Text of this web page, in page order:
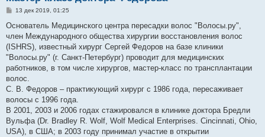
С
о
щ
е
и
е
13 дек 2019, 01:25
Основатель Медицинского центра пересадки волос "Волосы.ру",
член Международного общества хирургии восстановления волос
(ISHRS), известный хирург Сергей Федоров на базе клиники
"Волосы.ру" (г. Санкт-Петербург) проводит для медицинских
работников, в том числе хирургов, мастер-класс по трансплантации
волос.
С. В. Федоров – практикующий хирург с 1986 года, пересаживает
волосы с 1996 года.
В 2001, 2003 и 2006 годах стажировался в клинике доктора Бредли
Вульфа (Dr. Bradley R. Wolf, Wolf Medical Enterprises. Cincinnati, Ohio,
USA), в США; в 2003 году принимал участие в открытии